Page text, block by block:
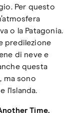
Per questo
o la Patagonia.
predilezione
di neve e
questa
ma sono
l'Islanda.
Time,